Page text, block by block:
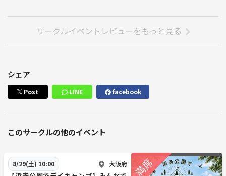
サークルイベントレビューをもっと見る
シェア
Post LINE facebook
このサークルの他のイベント
8/29(土) 10:00 大阪府